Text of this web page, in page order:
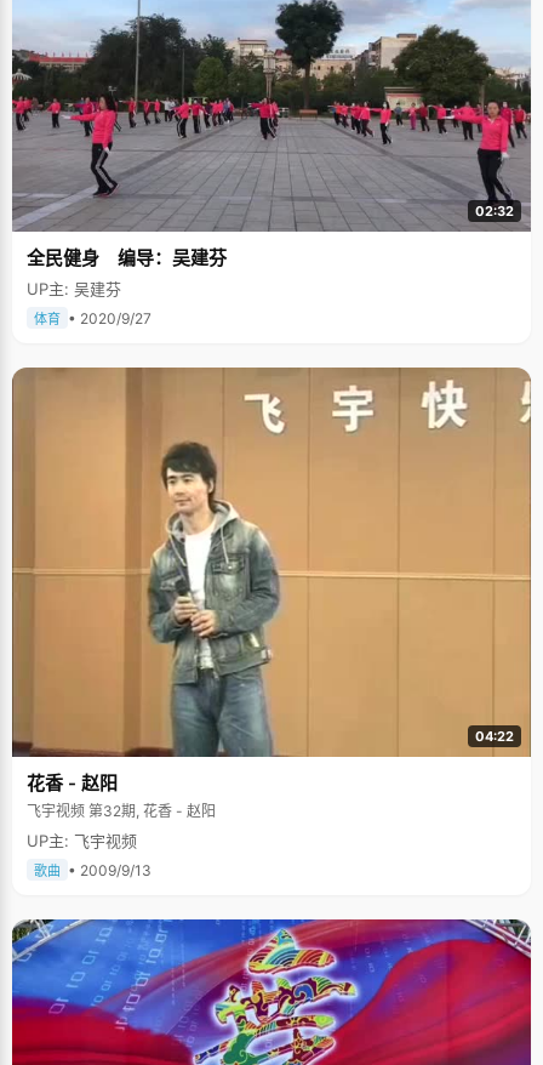
02:32
全民健身 编导：吴建芬
UP主: 吴建芬
体育 • 2020/9/27
04:22
花香 - 赵阳
飞宇视频 第32期, 花香 - 赵阳
UP主: 飞宇视频
歌曲 • 2009/9/13